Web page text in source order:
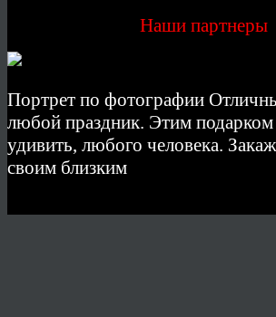
Наши партнеры
Портрет по фотографии
любой праздник. Этим
удивить, любого человека.
своим близким